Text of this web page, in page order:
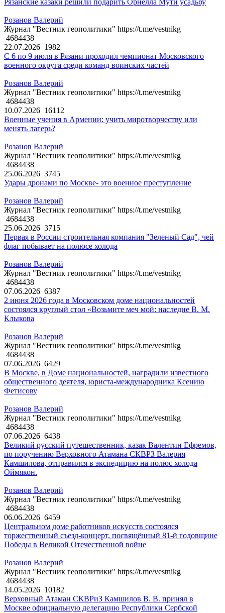
Рязанские казаки решили подарить Орнелла Мути усадьбу
Розанов Валерий
Журнал "Вестник геополитики" https://t.me/vestnikg
4684438
22.07.2026 1982
С 6 по 9 июля в Рязани проходил чемпионат Московского
военного округа среди команд воинских частей
Розанов Валерий
Журнал "Вестник геополитики" https://t.me/vestnikg
4684438
10.07.2026 16112
Военные учения в Армении: учить миротворчеству или
менять лагерь?
Розанов Валерий
Журнал "Вестник геополитики" https://t.me/vestnikg
4684438
25.06.2026 3745
Удары дронами по Москве- это военное преступление
Розанов Валерий
Журнал "Вестник геополитики" https://t.me/vestnikg
4684438
25.06.2026 3715
Первая в России строительная компания "Зеленый Сад", чей
флаг побывает на полюсе холода
Розанов Валерий
Журнал "Вестник геополитики" https://t.me/vestnikg
4684438
07.06.2026 6387
2 июня 2026 года в Московском доме национальностей
состоялся круглый стол «Возьмите меч мой: наследие В. М.
Клыкова
Розанов Валерий
Журнал "Вестник геополитики" https://t.me/vestnikg
4684438
07.06.2026 6429
В Москве, в Доме национальностей, наградили известного
общественного деятеля, юриста-международника Ксению
Фетисову
Розанов Валерий
Журнал "Вестник геополитики" https://t.me/vestnikg
4684438
07.06.2026 6438
Великий русский путешественник, казак Валентин Ефремов,
по поручению Верховного Атамана СКВРЗ Валерия
Камшилова, отправился в экспедицию на полюс холода
Оймякон.
Розанов Валерий
Журнал "Вестник геополитики" https://t.me/vestnikg
4684438
06.06.2026 6459
Центральном доме работников искусств состоялся
торжественный съезд-концерт, посвящённый 81-й годовщине
Победы в Великой Отечественной войне
Розанов Валерий
Журнал "Вестник геополитики" https://t.me/vestnikg
4684438
14.05.2026 10182
Верховный Атаман СКВРиЗ Камшилов В. В. принял в
Москве официальную делегацию Республики Сербской